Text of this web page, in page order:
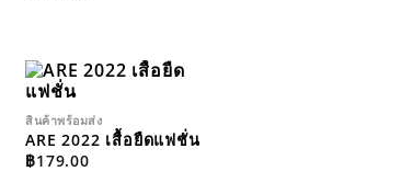
WISHLIST
สินค้าพร้อมส่ง
ARE 2022 เสื้อยืดแฟชั่น
฿179.00